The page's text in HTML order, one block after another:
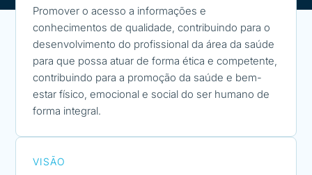
Promover o acesso a informações e
conhecimentos de qualidade, contribuindo para o
desenvolvimento do profissional da área da saúde
para que possa atuar de forma ética e competente,
contribuindo para a promoção da saúde e bem-
estar físico, emocional e social do ser humano de
forma integral.
VISÃO